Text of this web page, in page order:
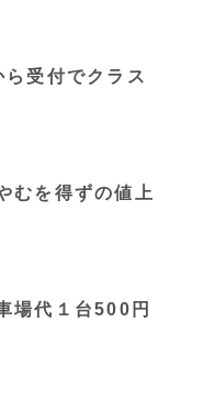
受付でクラス
むを得ずの値上
場代１台500円